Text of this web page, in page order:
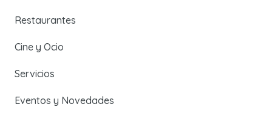
Restaurantes
Cine y Ocio
Servicios
Eventos y Novedades